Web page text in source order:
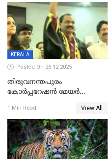
ഡെപ്യൂട്ടി മേയർ സ്ഥാനത്ത്
താഹിറിന് വിജയം
KERALA
Posted On 26-12-2025
തിരുവനന്തപുരം
കോര്‍പ്പറേഷന്‍ മേയര്‍
ഹൈക്കോടതിയിലേക്ക്;
സത്യപ്രതിജ്ഞ ചടങ്ങില്‍
ചട്ടലംഘനമെന്ന് പാർട്ടി
1 Min Read View All